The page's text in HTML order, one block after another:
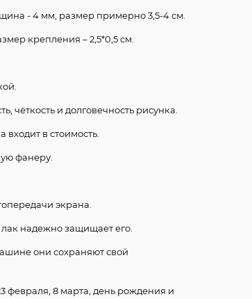
- 4 мм, размер примерно 3,5-4 см.
крепления – 2,5*0,5 см.
чёткость и долговечность рисунка.
в стоимость.
фанеру.
экрана.
надежно защищает его.
они сохраняют свой
февраля, 8 марта, день рождения и